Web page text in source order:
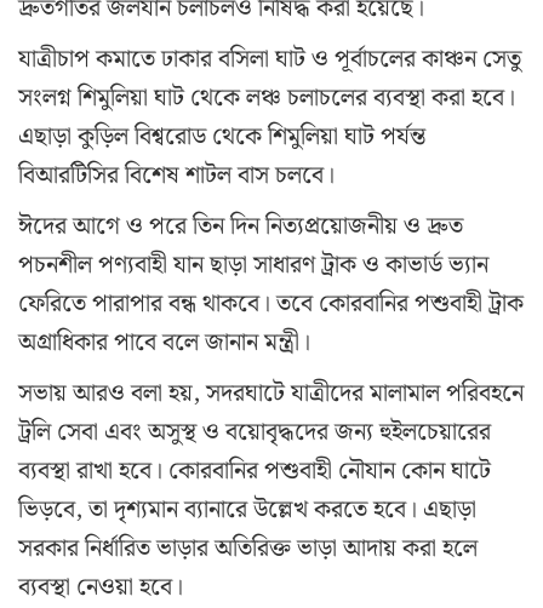
দ্রুতগতির জলযান চলাচলও নিষিদ্ধ করা হয়েছে।
যাত্রীচাপ কমাতে ঢাকার বসিলা ঘাট ও পূর্বাচলের কাঞ্চন সেতু
সংলগ্ন শিমুলিয়া ঘাট থেকে লঞ্চ চলাচলের ব্যবস্থা করা হবে।
এছাড়া কুড়িল বিশ্বরোড থেকে শিমুলিয়া ঘাট পর্যন্ত
বিআরটিসির বিশেষ শাটল বাস চলবে।
ঈদের আগে ও পরে তিন দিন নিত্যপ্রয়োজনীয় ও দ্রুত
পচনশীল পণ্যবাহী যান ছাড়া সাধারণ ট্রাক ও কাভার্ড ভ্যান
ফেরিতে পারাপার বন্ধ থাকবে। তবে কোরবানির পশুবাহী ট্রাক
অগ্রাধিকার পাবে বলে জানান মন্ত্রী।
সভায় আরও বলা হয়, সদরঘাটে যাত্রীদের মালামাল পরিবহনে
ট্রলি সেবা এবং অসুস্থ ও বয়োবৃদ্ধদের জন্য হুইলচেয়ারের
ব্যবস্থা রাখা হবে। কোরবানির পশুবাহী নৌযান কোন ঘাটে
ভিড়বে, তা দৃশ্যমান ব্যানারে উল্লেখ করতে হবে। এছাড়া
সরকার নির্ধারিত ভাড়ার অতিরিক্ত ভাড়া আদায় করা হলে
ব্যবস্থা নেওয়া হবে।